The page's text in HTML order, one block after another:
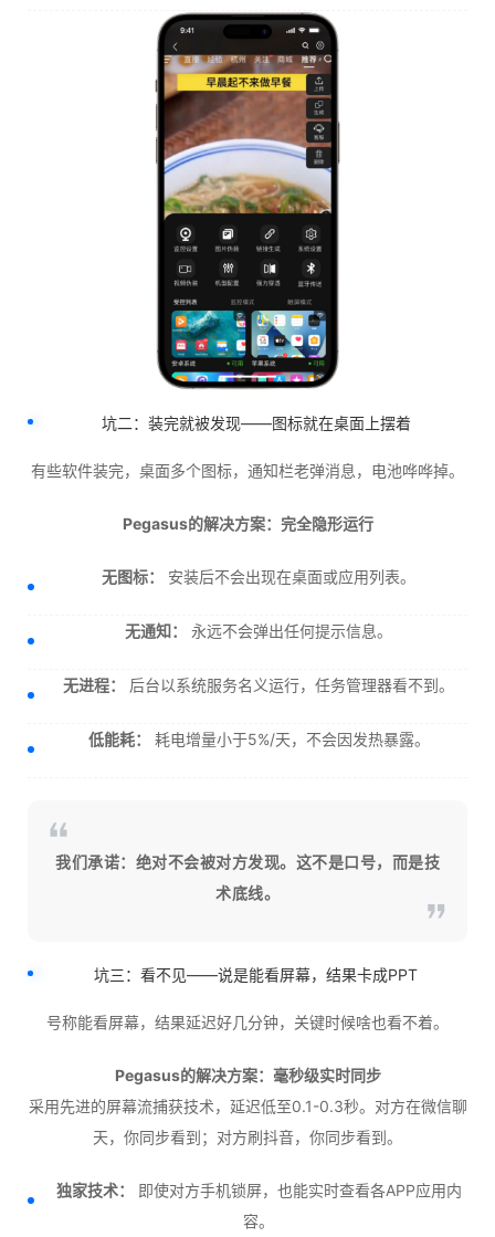
坑二：装完就被发现——图标就在桌面上摆着
有些软件装完，桌面多个图标，通知栏老弹消息，电池哗哗掉。
Pegasus的解决方案：完全隐形运行
无图标： 安装后不会出现在桌面或应用列表。
无通知： 永远不会弹出任何提示信息。
无进程： 后台以系统服务名义运行，任务管理器看不到。
低能耗： 耗电增量小于5%/天，不会因发热暴露。
我们承诺：绝对不会被对方发现。这不是口号，而是技
术底线。
坑三：看不见——说是能看屏幕，结果卡成PPT
号称能看屏幕，结果延迟好几分钟，关键时候啥也看不着。
Pegasus的解决方案：毫秒级实时同步
采用先进的屏幕流捕获技术，延迟低至0.1-0.3秒。对方在微信聊
天，你同步看到；对方刷抖音，你同步看到。
独家技术：
即使对方手机锁屏，也能实时查看各APP应用内
容。